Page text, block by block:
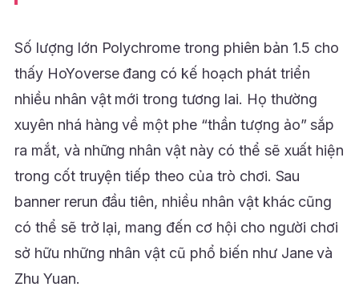
Số lượng lớn Polychrome trong phiên bản 1.5 cho
thấy HoYoverse đang có kế hoạch phát triển
nhiều nhân vật mới trong tương lai. Họ thường
xuyên nhá hàng về một phe “thần tượng ảo” sắp
ra mắt, và những nhân vật này có thể sẽ xuất hiện
trong cốt truyện tiếp theo của trò chơi. Sau
banner rerun đầu tiên, nhiều nhân vật khác cũng
có thể sẽ trở lại, mang đến cơ hội cho người chơi
sở hữu những nhân vật cũ phổ biến như Jane và
Zhu Yuan.